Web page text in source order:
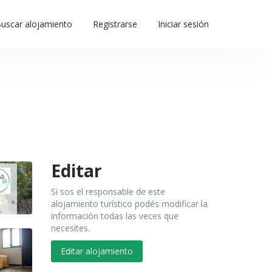
alojamiento Registrarse Iniciar sesión
Editar
Si sos el responsable de este
alojamiento turístico podés modificar la
información todas las veces que
necesites.
Editar alojamiento